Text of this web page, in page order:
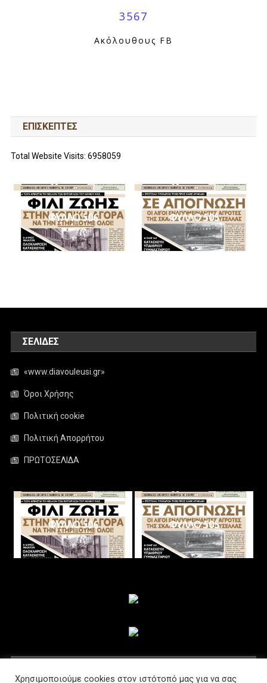
3567
Ακόλουθους FB
ΕΠΙΣΚΕΠΤΕΣ
Total Website Visits: 6958059
ΦΥΛΛΟ 506 ΦΥΛΛΟ 505
ΣΕΛΊΔΕΣ
«www.diavouleusi.gr»
Όροι Χρήσης
Πολιτική cookie
Πολιτική Απορρήτου
ΠΡΩΤΟΣΕΛΙΔΑ
ΦΥΛΛΟ 506 ΦΥΛΛΟ 505
Χρησιμοποιούμε cookies στον ιστότοπό μας για να σας